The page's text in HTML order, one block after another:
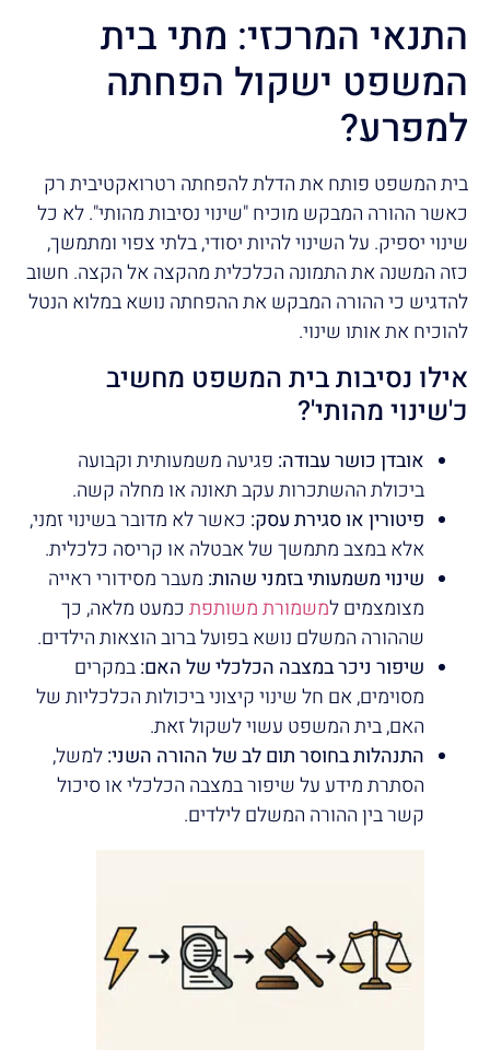
התנאי המרכזי: מתי בית
המשפט ישקול הפחתה
למפרע?
בית המשפט פותח את הדלת להפחתה רטרואקטיבית רק
כאשר ההורה המבקש מוכיח "שינוי נסיבות מהותי". לא כל
שינוי יספיק. על השינוי להיות יסודי, בלתי צפוי ומתמשך,
כזה המשנה את התמונה הכלכלית מהקצה אל הקצה. חשוב
להדגיש כי ההורה המבקש את ההפחתה נושא במלוא הנטל
להוכיח את אותו שינוי.
אילו נסיבות בית המשפט מחשיב
כ'שינוי מהותי'?
אובדן כושר עבודה: פגיעה משמעותית וקבועה
ביכולת ההשתכרות עקב תאונה או מחלה קשה.
פיטורין או סגירת עסק: כאשר לא מדובר בשינוי זמני,
אלא במצב מתמשך של אבטלה או קריסה כלכלית.
שינוי משמעותי בזמני שהות: מעבר מסידורי ראייה
מצומצמים למשמורת משותפת כמעט מלאה, כך
שההורה המשלם נושא בפועל ברוב הוצאות הילדים.
שיפור ניכר במצבה הכלכלי של האם:במקרים
מסוימים, אם חל שינוי קיצוני ביכולות הכלכליות של
האם, בית המשפט עשוי לשקול זאת.
התנהלות בחוסר תום לב של ההורה השני:למשל,
הסתרת מידע על שיפור במצבה הכלכלי או סיכול
קשר בין ההורה המשלם לילדים.